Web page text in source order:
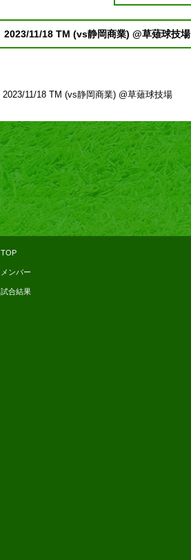
2023/11/18 TM (vs静岡商業) @草薙球技場
2023/11/18 TM (vs静岡商業) @草薙球技場
TOP
メンバー
試合結果